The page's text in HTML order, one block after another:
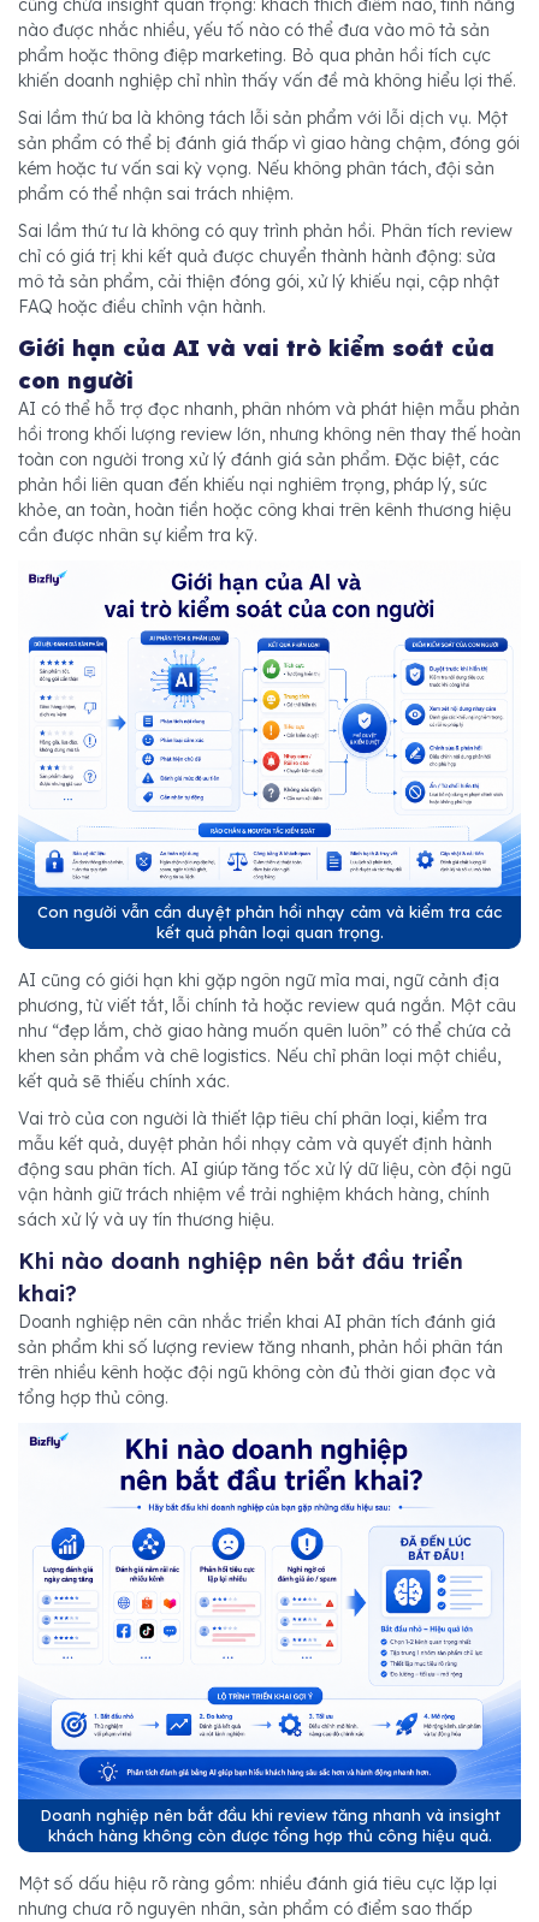
cũng chứa insight quan trọng: khách thích điểm nào, tính năng
nào được nhắc nhiều, yếu tố nào có thể đưa vào mô tả sản
phẩm hoặc thông điệp marketing. Bỏ qua phản hồi tích cực
khiến doanh nghiệp chỉ nhìn thấy vấn đề mà không hiểu lợi thế.
Sai lầm thứ ba là không tách lỗi sản phẩm với lỗi dịch vụ. Một
sản phẩm có thể bị đánh giá thấp vì giao hàng chậm, đóng gói
kém hoặc tư vấn sai kỳ vọng. Nếu không phân tách, đội sản
phẩm có thể nhận sai trách nhiệm.
Sai lầm thứ tư là không có quy trình phản hồi. Phân tích review
chỉ có giá trị khi kết quả được chuyển thành hành động: sửa
mô tả sản phẩm, cải thiện đóng gói, xử lý khiếu nại, cập nhật
FAQ hoặc điều chỉnh vận hành.
Giới hạn của AI và vai trò kiểm soát của
con người
AI có thể hỗ trợ đọc nhanh, phân nhóm và phát hiện mẫu phản
hồi trong khối lượng review lớn, nhưng không nên thay thế hoàn
toàn con người trong xử lý đánh giá sản phẩm. Đặc biệt, các
phản hồi liên quan đến khiếu nại nghiêm trọng, pháp lý, sức
khỏe, an toàn, hoàn tiền hoặc công khai trên kênh thương hiệu
cần được nhân sự kiểm tra kỹ.
Con người vẫn cần duyệt phản hồi nhạy cảm và kiểm tra các
kết quả phân loại quan trọng.
AI cũng có giới hạn khi gặp ngôn ngữ mỉa mai, ngữ cảnh địa
phương, từ viết tắt, lỗi chính tả hoặc review quá ngắn. Một câu
như “đẹp lắm, chờ giao hàng muốn quên luôn” có thể chứa cả
khen sản phẩm và chê logistics. Nếu chỉ phân loại một chiều,
kết quả sẽ thiếu chính xác.
Vai trò của con người là thiết lập tiêu chí phân loại, kiểm tra
mẫu kết quả, duyệt phản hồi nhạy cảm và quyết định hành
động sau phân tích. AI giúp tăng tốc xử lý dữ liệu, còn đội ngũ
vận hành giữ trách nhiệm về trải nghiệm khách hàng, chính
sách xử lý và uy tín thương hiệu.
Khi nào doanh nghiệp nên bắt đầu triển
khai?
Doanh nghiệp nên cân nhắc triển khai AI phân tích đánh giá
sản phẩm khi số lượng review tăng nhanh, phản hồi phân tán
trên nhiều kênh hoặc đội ngũ không còn đủ thời gian đọc và
tổng hợp thủ công.
Doanh nghiệp nên bắt đầu khi review tăng nhanh và insight
khách hàng không còn được tổng hợp thủ công hiệu quả.
Một số dấu hiệu rõ ràng gồm: nhiều đánh giá tiêu cực lặp lại
nhưng chưa rõ nguyên nhân, sản phẩm có điểm sao thấp